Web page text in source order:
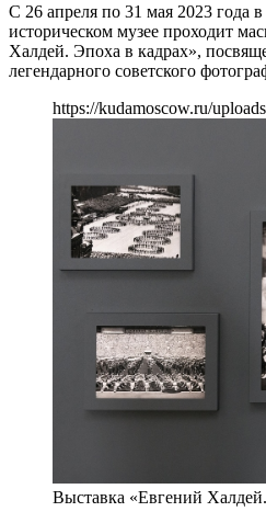
С 26 апреля по 31 мая 2023 года
историческом музее проходит
Халдей. Эпоха в кадрах»,
легендарного советского
https://kudamoscow.ru/
Выставка «Евгений